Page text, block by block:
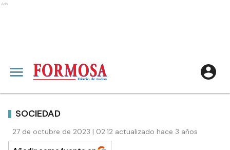
Ads
SOCIEDAD
27 de octubre de 2023 | 02:12 actualizado hace 3 años